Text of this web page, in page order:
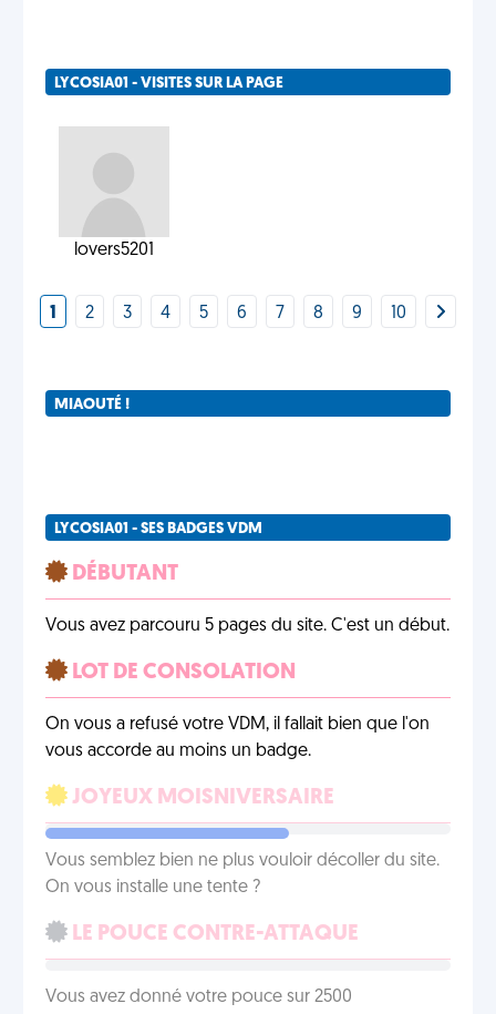
LYCOSIA01 - VISITES SUR LA PAGE
lovers5201
1 2 3 4 5 6 7 8 9 10
MIAOUTÉ !
LYCOSIA01 - SES BADGES VDM
DÉBUTANT
Vous avez parcouru 5 pages du site. C'est un début.
LOT DE CONSOLATION
On vous a refusé votre VDM, il fallait bien que l'on
vous accorde au moins un badge.
JOYEUX MOISNIVERSAIRE
Vous semblez bien ne plus vouloir décoller du site.
On vous installe une tente ?
LE POUCE CONTRE-ATTAQUE
Vous avez donné votre pouce sur 2500